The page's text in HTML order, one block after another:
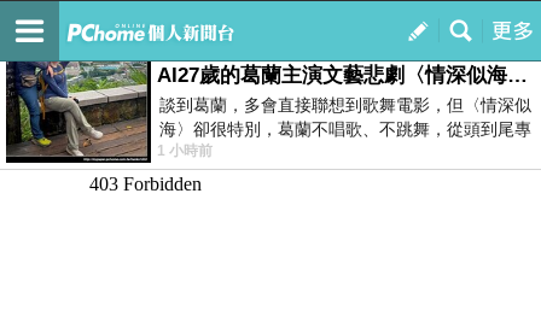
我的
最新文章
AI27歲的葛蘭主演文藝悲劇〈情深似海〉 #戀上老電影 #葛蘭 #粟子
談到葛蘭，多會直接聯想到歌舞電影，但〈情深似
海〉卻很特別，葛蘭不唱歌、不跳舞，從頭到尾專
心演戲。拍攝期間，經常工作超過12個鐘
1 小時前